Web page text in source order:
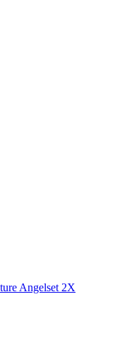
Angelset 2X